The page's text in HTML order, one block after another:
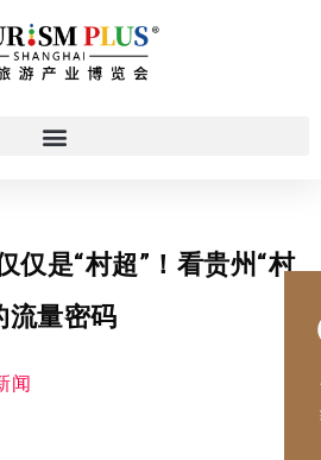
仅是“村超”！看贵州“村
流量密码
闻